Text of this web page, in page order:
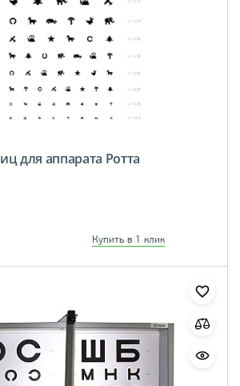
для аппарата Ротта
Купить в 1 клик